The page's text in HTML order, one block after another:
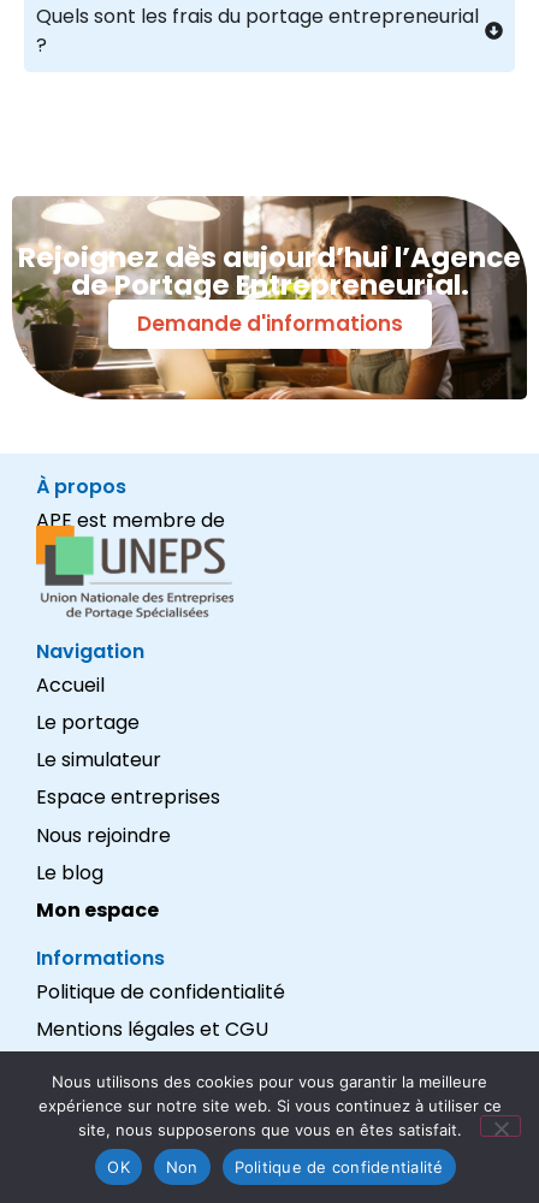
Quels sont les frais du portage entrepreneurial
?
Rejoignez dès aujourd’hui l’Agence
de Portage Entrepreneurial.
Demande d'informations
À propos
APE est membre de
Navigation
Accueil
Le portage
Le simulateur
Espace entreprises
Nous rejoindre
Le blog
Mon espace
Informations
Politique de confidentialité
Mentions légales et CGU
Nous suivre
Nous utilisons des cookies pour vous garantir la meilleure
expérience sur notre site web. Si vous continuez à utiliser ce
site, nous supposerons que vous en êtes satisfait.
OK
Non Politique de confidentialité